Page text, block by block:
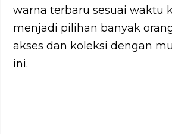
warna terbaru sesuai waktu
menjadi pilihan banyak
akses dan koleksi dengan
ini.